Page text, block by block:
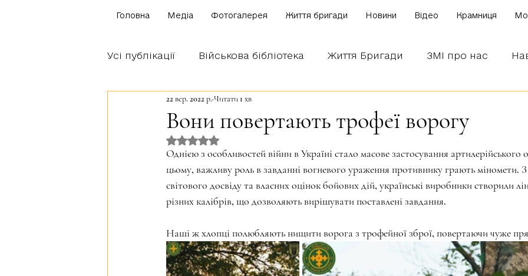
Головна Медіа Фотогалерея Життя бригади Новини Відео Крамниця
Усі публікації Військова бібліотека Життя Бригади ЗМІ про нас
Щоденник бійця Блог наших бійців
Братство Богуна
Вони повертають трофеї ворогу
22 вер. 2022 р. Читати 1 хв
Оцінка: NaN з 5 зірок.
Однією з особливостей війни в Україні стало масове застосування
цьому, важливу роль в завданні вогневого ураження противнику грають міномети.
світового досвіду та власних оцінок бойових дій, українські виробники створили
різних калібрів, що дозволяють вирішувати поставлені завдання.
Наші ж хлопці полюбляють нищити ворога з трофейної зброї, повертаючи чуже